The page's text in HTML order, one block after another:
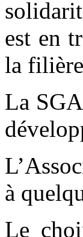
est en
la
La
à
Le